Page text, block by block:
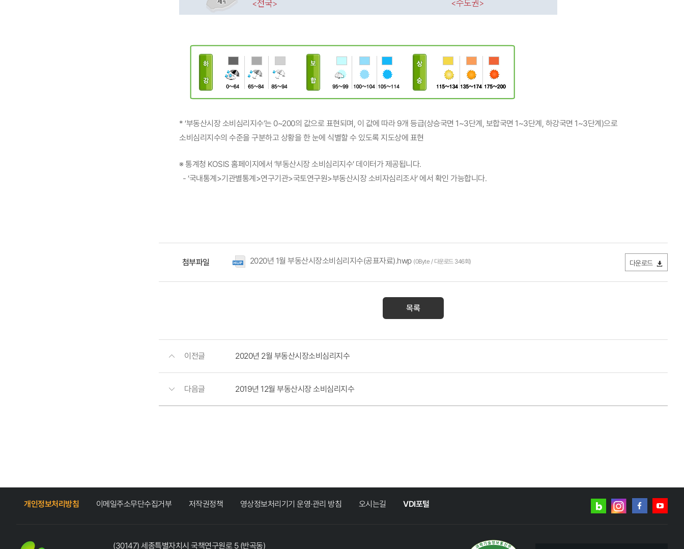
* ‘부동산시장 소비심리지수’는 0~200의 값으로 표현되며, 이 값에 따라 9개 등급(상승국면 1~3단계, 보합국면 1~3단계, 하강국면 1~3단계)으로
소비심리지수의 수준을 구분하고 상황을 한 눈에 식별할 수 있도록 지도상에 표현
※ 통계청 KOSIS 홈페이지에서 ‘부동산시장 소비심리지수’ 데이터가 제공됩니다.
- ‘국내통계>기관별통계>연구기관>국토연구원>부동산시장 소비자심리조사’ 에서 확인 가능합니다.
첨부파일 2020년 1월 부동산시장소비심리지수(공표자료).hwp (0Byte / 다운로드 346회) 다운로드
목록
이전글 2020년 2월 부동산시장소비심리지수
다음글 2019년 12월 부동산시장 소비심리지수
개인정보처리방침 이메일주소무단수집거부 저작권정책 영상정보처리기기 운영·관리 방침 오시는길 VDI포털
네이버
인스타그램
(30147) 세종특별자치시 국책연구원로 5 (반곡동)